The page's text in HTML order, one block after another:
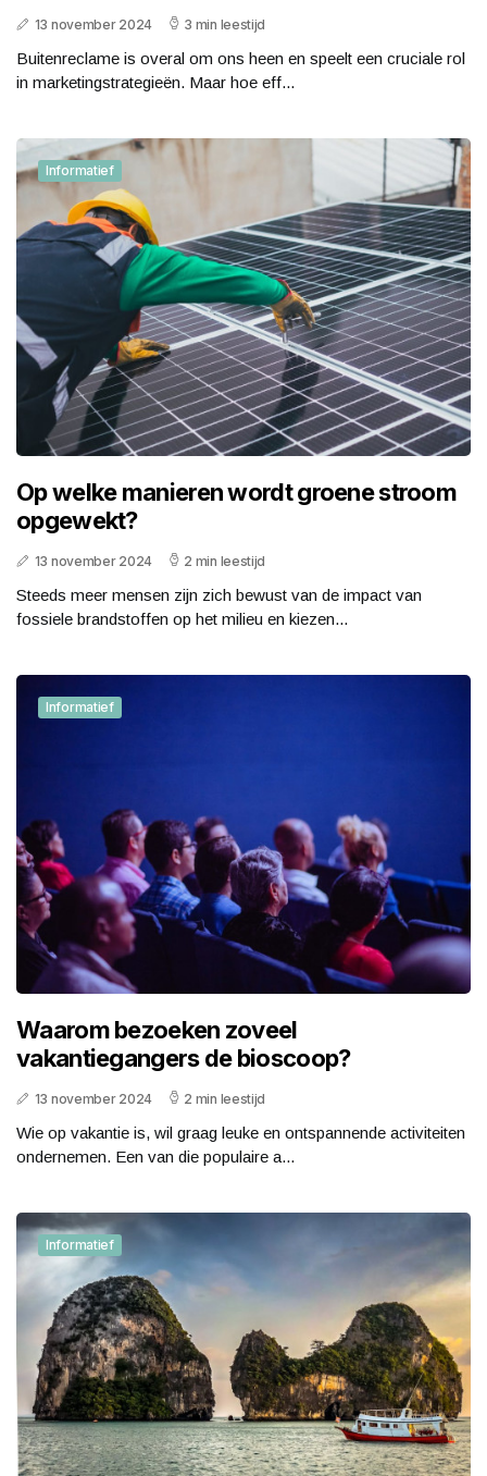
13 november 2024 3 min leestijd
Buitenreclame is overal om ons heen en speelt een cruciale rol
in marketingstrategieën. Maar hoe eff...
Informatief
Op welke manieren wordt groene stroom
opgewekt?
13 november 2024 2 min leestijd
Steeds meer mensen zijn zich bewust van de impact van
fossiele brandstoffen op het milieu en kiezen...
Informatief
Waarom bezoeken zoveel
vakantiegangers de bioscoop?
13 november 2024 2 min leestijd
Wie op vakantie is, wil graag leuke en ontspannende activiteiten
ondernemen. Een van die populaire a...
Informatief